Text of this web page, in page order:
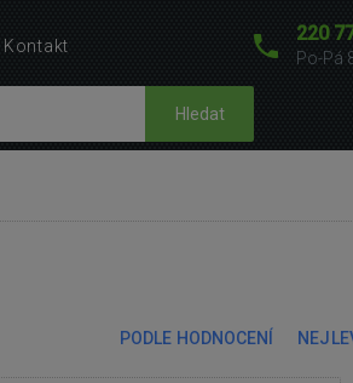
220
Po-Pá
Hledat
PODLE HODNOCENÍ
Kontakt